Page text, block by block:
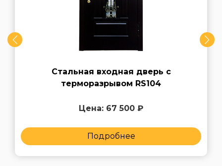
Стальная входная дверь с
терморазрывом RS104
Цена: 67 500 ₽
Подробнее